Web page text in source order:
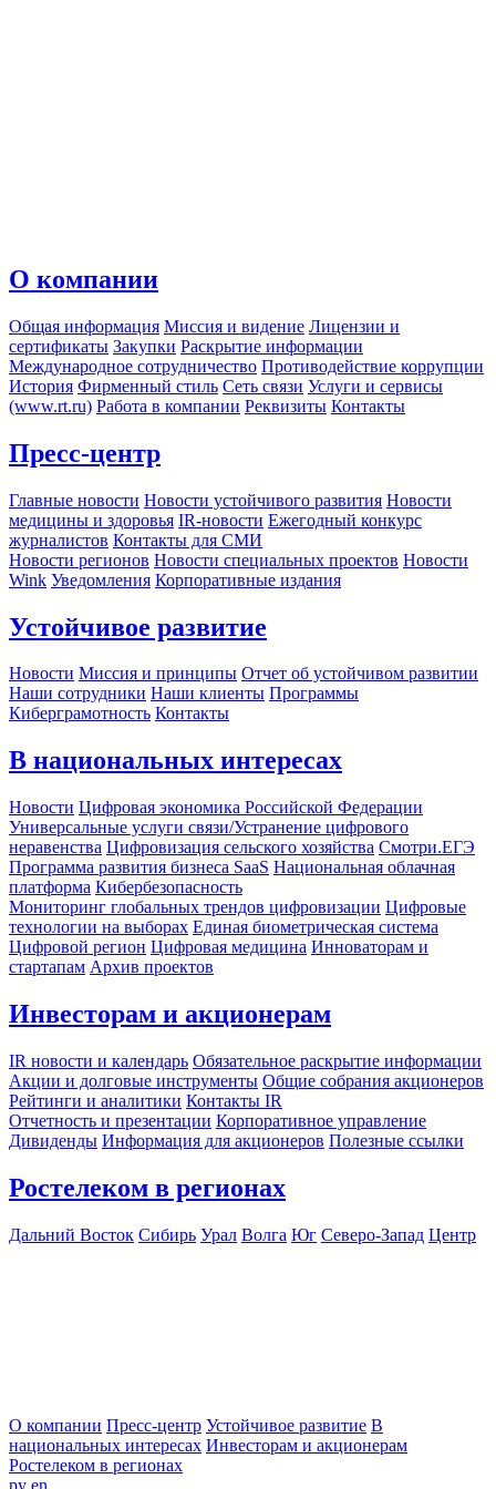
О компании
Общая информация Миссия и видение Лицензии и
сертификаты Закупки Раскрытие информации
Международное сотрудничество Противодействие коррупции
История Фирменный стиль Сеть связи Услуги и сервисы
(www.rt.ru) Работа в компании Реквизиты Контакты
Пресс-центр
Главные новости Новости устойчивого развития Новости
медицины и здоровья IR-новости Ежегодный конкурс
журналистов Контакты для СМИ
Новости регионов Новости специальных проектов Новости
Wink Уведомления Корпоративные издания
Устойчивое развитие
Новости Миссия и принципы Отчет об устойчивом развитии
Наши сотрудники Наши клиенты Программы
Киберграмотность Контакты
В национальных интересах
Новости Цифровая экономика Российской Федерации
Универсальные услуги связи/Устранение цифрового
неравенства Цифровизация сельского хозяйства Смотри.ЕГЭ
Программа развития бизнеса SaaS Национальная облачная
платформа Кибербезопасность
Мониторинг глобальных трендов цифровизации Цифровые
технологии на выборах Единая биометрическая система
Цифровой регион Цифровая медицина Инноваторам и
стартапам Архив проектов
Инвесторам и акционерам
IR новости и календарь Обязательное раскрытие информации
Акции и долговые инструменты Общие собрания акционеров
Рейтинги и аналитики Контакты IR
Отчетность и презентации Корпоративное управление
Дивиденды Информация для акционеров Полезные ссылки
Ростелеком в регионах
Дальний Восток Сибирь Урал Волга Юг Северо-Запад Центр
О компании Пресс-центр Устойчивое развитие В
национальных интересах Инвесторам и акционерам
Ростелеком в регионах
ру en